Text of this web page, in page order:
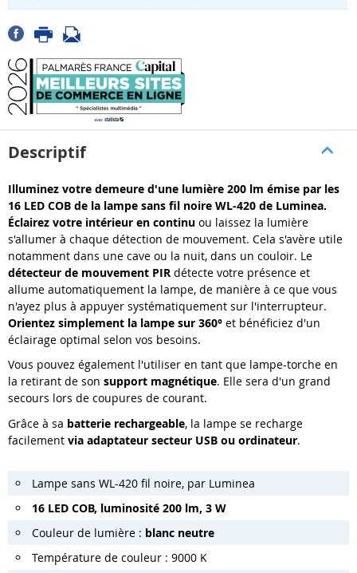
Descriptif
Illuminez votre demeure d'une lumière 200 lm émise par les
16 LED COB de la lampe sans fil noire WL-420 de Luminea.
Éclairez votre intérieur en continu ou laissez la lumière
s'allumer à chaque détection de mouvement. Cela s'avère utile
notamment dans une cave ou la nuit, dans un couloir. Le
détecteur de mouvement PIR détecte votre présence et
allume automatiquement la lampe, de manière à ce que vous
n'ayez plus à appuyer systématiquement sur l'interrupteur.
Orientez simplement la lampe sur 360° et bénéficiez d'un
éclairage optimal selon vos besoins.
Vous pouvez également l'utiliser en tant que lampe-torche en
la retirant de son support magnétique. Elle sera d'un grand
secours lors de coupures de courant.
Grâce à sa batterie rechargeable, la lampe se recharge
facilement via adaptateur secteur USB ou ordinateur.
Lampe sans WL-420 fil noire, par Luminea
16 LED COB, luminosité 200 lm, 3 W
Couleur de lumière : blanc neutre
Température de couleur : 9000 K